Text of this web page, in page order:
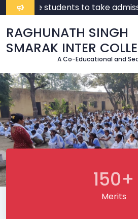
for the students to take
RAGHUNATH SINGH
SMARAK INTER
A Co-Educational and
150+
Merits